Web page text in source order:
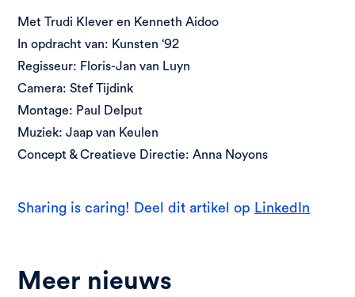
Met Trudi Klever en Kenneth Aidoo
In opdracht van: Kunsten ‘92
Regisseur: Floris-Jan van Luyn
Camera: Stef Tijdink
Montage: Paul Delput
Muziek: Jaap van Keulen
Concept & Creatieve Directie: Anna Noyons
Sharing is caring! Deel dit artikel op LinkedIn
Meer nieuws